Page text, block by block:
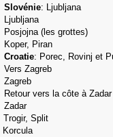
Slovénie: Ljubljana
Ljubljana
(les grottes)
Piran
Croatie: Porec, Rovinj et
Vers Zagreb
vers la côte à Zadar
Zadar
Split